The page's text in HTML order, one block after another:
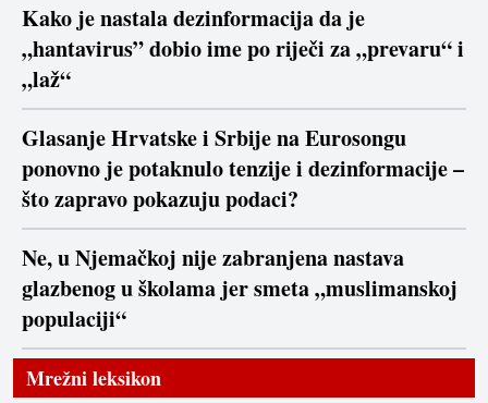
Kako je nastala dezinformacija da je
„hantavirus” dobio ime po riječi za „prevaru“ i
„laž“
Glasanje Hrvatske i Srbije na Eurosongu
ponovno je potaknulo tenzije i dezinformacije –
što zapravo pokazuju podaci?
Ne, u Njemačkoj nije zabranjena nastava
glazbenog u školama jer smeta „muslimanskoj
populaciji“
Mrežni leksikon